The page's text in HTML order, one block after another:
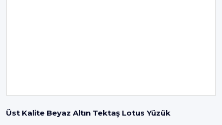
Üst Kalite Beyaz Altın Tektaş Lotus Yüzük